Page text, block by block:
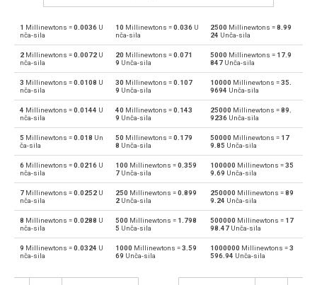
mN Millinewtons za Dynes dyn
dyn Dynes za Millinewtons mN
mN Millinewtons za Groba sila Gf
Gf Groba sila za Millinewtons mN
mN Millinewtons za Giganewtons GN
GN Giganewtons za Millinewtons mN
mN Millinewtons za Džulih na meter J/m
J/m Džulih na meter za Millinewtons mN
mN Millinewtons za Kilogram-force kgf
Kilogram-force za Millinewtons
1 Millinewtons =0.0036 U
nča-sila
10 Millinewtons =0.036U
nča-sila
2500 Millinewtons =8.99
24 Unča-sila
2 Millinewtons =0.0072 U
nča-sila
20 Millinewtons =0.071
9 Unča-sila
5000 Millinewtons = 17.9
847 Unča-sila
3 Millinewtons =0.0108 U
nča-sila
30 Millinewtons =0.107
9 Unča-sila
10000 Millinewtons =35.
9694 Unča-sila
4 Millinewtons =0.0144 U
nča-sila
40 Millinewtons =0.143
9 Unča-sila
25000 Millinewtons =89.
9236 Unča-sila
5 Millinewtons =0.018 Un
ča-sila
50 Millinewtons =0.179
8 Unča-sila
50000 Millinewtons = 17
9.85 Unča-sila
6 Millinewtons =0.0216 U
nča-sila
100 Millinewtons =0.359
7Unča-sila
100000 Millinewtons =35
9.69 Unča-sila
7 Millinewtons =0.0252 U
nča-sila
250 Millinewtons =0.899
2Unča-sila
250000 Millinewtons =89
9.24 Unča-sila
8 Millinewtons =0.0288 U
nča-sila
500 Millinewtons = 1.798
5 Unča-sila
500000 Millinewtons = 17
98.47 Unča-sila
9 Millinewtons =0.0324 U
nča-sila
1000 Millinewtons =3.59
69 Unča-sila
1000000 Millinewtons =3
596.94 Unča-sila